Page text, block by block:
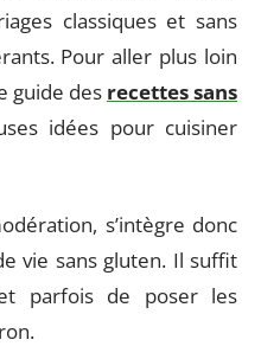
classiques et sans
Pour aller plus loin
guide des recettes sans
idées pour cuisiner
s’intègre donc
vie sans gluten. Il suffit
parfois de poser les